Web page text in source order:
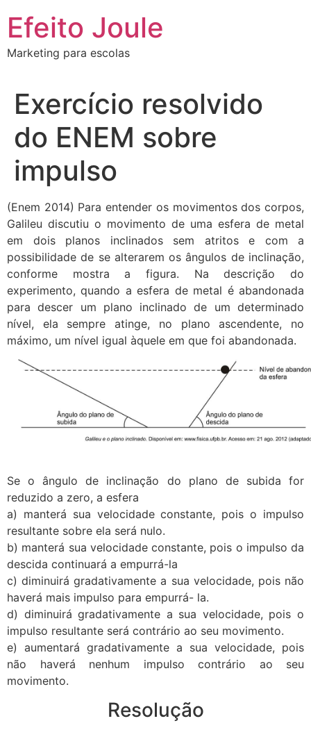
para
conteúdo
Efeito Joule
Marketing para escolas
Exercício resolvido
do ENEM sobre
impulso
(Enem 2014) Para entender os movimentos dos corpos,
Galileu discutiu o movimento de uma esfera de metal
em dois planos inclinados sem atritos e com a
possibilidade de se alterarem os ângulos de inclinação,
conforme mostra a figura. Na descrição do
experimento, quando a esfera de metal é abandonada
para descer um plano inclinado de um determinado
nível, ela sempre atinge, no plano ascendente, no
máximo, um nível igual àquele em que foi abandonada.
Se o ângulo de inclinação do plano de subida for
reduzido a zero, a esfera
a) manterá sua velocidade constante, pois o impulso
resultante sobre ela será nulo.
b) manterá sua velocidade constante, pois o impulso da
descida continuará a empurrá-la
c) diminuirá gradativamente a sua velocidade, pois não
haverá mais impulso para empurrá- la.
d) diminuirá gradativamente a sua velocidade, pois o
impulso resultante será contrário ao seu movimento.
e) aumentará gradativamente a sua velocidade, pois
não haverá nenhum impulso contrário ao seu
movimento.
Resolução